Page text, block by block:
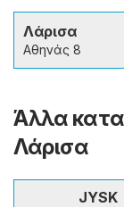
Λάρισα
Αθηνάς 8
Άλλα
Λάρισα
JYSK